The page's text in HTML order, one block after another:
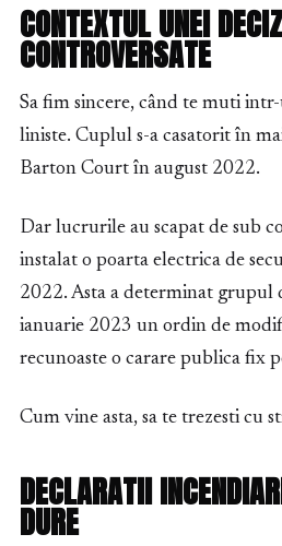
CONTEXTUL UNEI
CONTROVERSATE
Sa fim sincere, când te muti
liniste. Cuplul s-a casatorit în
Barton Court în august 2022.
Dar lucrurile au scapat de sub
instalat o poarta electrica de
2022. Asta a determinat grupul
ianuarie 2023 un ordin de
recunoaste o carare publica fix
Cum vine asta, sa te trezesti cu
DECLARATII
DURE